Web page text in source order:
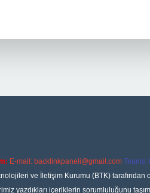
E-mail: backlinkpaneli@gmail.com Teams:
ve İletişim Kurumu (BTK)
yazdıkları içeriklerin sorumluluğunu